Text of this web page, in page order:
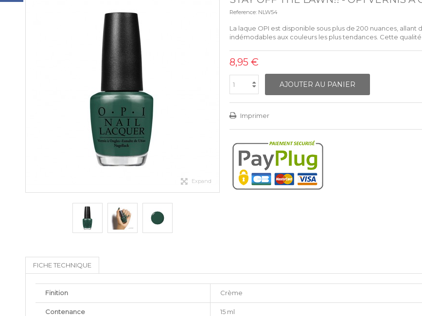
Expand
Reference: NLW54
La laque OPI est disponible sous plus de 200 nuances, allant
indémodables aux couleurs les plus tendances. Cette
8,95 €
AJOUTER AU PANIER
Imprimer
FICHE TECHNIQUE
Finition Crème
Contenance 15 ml